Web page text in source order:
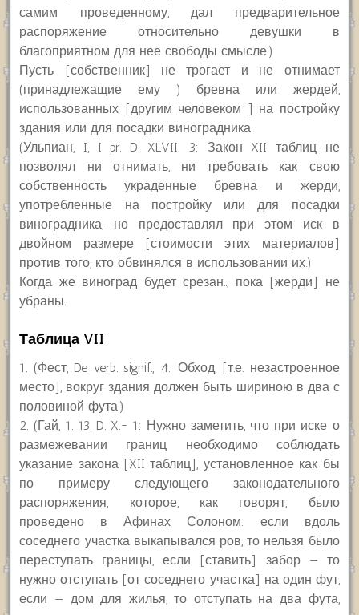
самим проведенному, дал предварительное
распоряжение относительно девушки в
благоприятном для нее свободы смысле.)
Пусть [собственник] не трогает и не отнимает
(принадлежащие ему ) бревна или жердей,
использованных [другим человеком ] на постройку
здания или для посадки виноградника.
(Ульпиан, I, I pr. D. XLVII. 3: Закон XII таблиц не
позволял ни отнимать, ни требовать как свою
собственность украденные бревна и жерди,
употребленные на постройку или для посадки
виноградника, но предоставлял при этом иск в
двойном размере [стоимости этих материалов]
против того, кто обвинялся в использовании их.)
Когда же виноград будет срезан.., пока [жерди] не
убраны.
Таблица VII
1. (Фест, De verb. signif., 4: Обход, [т.е. незастроенное
место], вокруг здания должен быть шириною в два с
половиной фута.)
2. (Гай, 1. 13. D. X.~ 1: Нужно заметить, что при иске о
размежевании границ необходимо соблюдать
указание закона [XII таблиц], установленное как бы
по примеру следующего законодательного
распоряжения, которое, как говорят, было
проведено в Афинах Солоном: если вдоль
соседнего участка выкапывался ров, то нельзя было
переступать границы, если [ставить] забор — то
нужно отступать [от соседнего участка] на один фут,
если — дом для жилья, то отступать на два фута,